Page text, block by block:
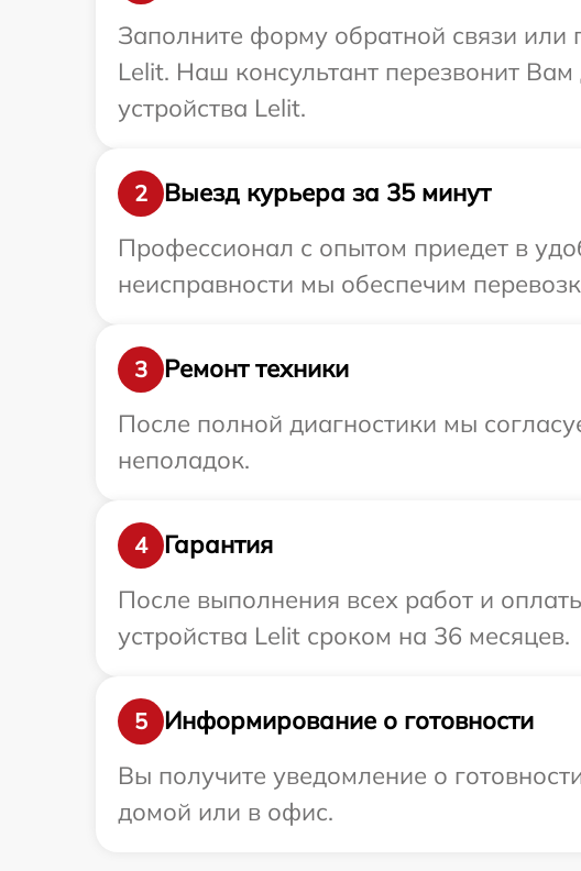
Заполните форму обратной связи или
Lelit. Наш консультант перезвонит
устройства Lelit.
2
Выезд курьера за 35 минут
Профессионал с опытом приедет в
неисправности мы обеспечим
3
Ремонт техники
После полной диагностики мы
неполадок.
4
Гарантия
После выполнения всех работ и
устройства Lelit сроком на 36 месяцев.
5
Информирование о готовности
Вы получите уведомление о
домой или в офис.